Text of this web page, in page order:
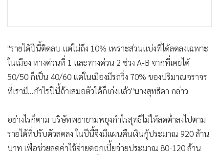
"รายได้ปีนี้ติดลบ แต่ไม่ถึง 10% เพราะส่วนแบ่งที่ได้ลดลงเฉพาะ
ในเมือง ทางด่วนที่ 1 และทางด่วน 2 ช่วง A-B จากที่เคยได้
50/50 ก็เป็น 40/60 แต่ในเมืองมีรถวิ่ง 70% ของปริมาณจราจร
ที่เรามี...กำไรปีนี้ถ้าเสมอตัวได้ก็เก่งแล้ว"นางสุทธิดา กล่าว
อย่างไรก็ตาม บริษัทพยายามพยุงกำไรสุทธิไม่ให้ลดต่ำลงไปตาม
รายได้ที่ปรับตัวลดลง ในปีนี้จึงมีแผนคืนเงินกู้ประมาณ 920 ล้าน
บาท เพื่อช่วยลดค่าใช้จ่ายดอกเบี้ยจ่ายประมาณ 80-120 ล้าน